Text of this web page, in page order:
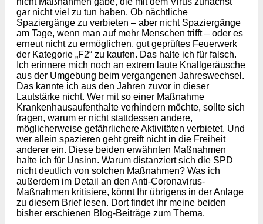
gar nicht viel zu tun haben. Ob nächtliche
Spaziergänge zu verbieten – aber nicht Spaziergänge
am Tage, wenn man auf mehr Menschen trifft – oder es
erneut nicht zu ermöglichen, gut geprüftes Feuerwerk
der Kategorie „F2“ zu kaufen. Das halte ich für falsch.
Ich erinnere mich noch an extrem laute Knallgeräusche
aus der Umgebung beim vergangenen Jahreswechsel.
Das kannte ich aus den Jahren zuvor in dieser
Lautstärke nicht. Wer mit so einer Maßnahme
Krankenhausaufenthalte verhindern möchte, sollte sich
fragen, warum er nicht stattdessen andere,
möglicherweise gefährlichere Aktivitäten verbietet. Und
wer allein spazieren geht greift nicht in die Freiheit
anderer ein. Diese beiden erwähnten Maßnahmen
halte ich für Unsinn. Warum distanziert sich die SPD
nicht deutlich von solchen Maßnahmen? Was ich
außerdem im Detail an den Anti-Coronavirus-
Maßnahmen kritisiere, könnt Ihr übrigens in der Anlage
zu diesem Brief lesen. Dort findet ihr meine beiden
bisher erschienen Blog-Beiträge zum Thema.